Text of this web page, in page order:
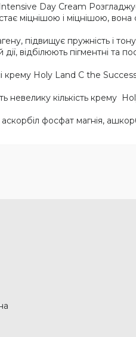
Day Cream
міцнішою і міцнішою, вона
підвищує пружність і
відбілюють пігментні та
крему Holy Land C the
невелику кількість крему
фосфат магнія,